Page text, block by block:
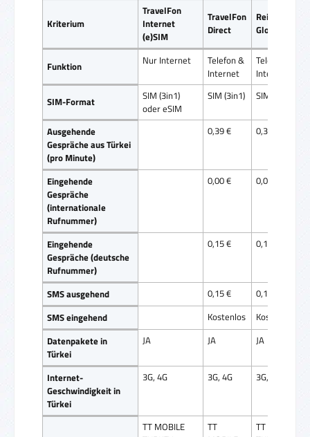
Kriterium
TravelFon
Internet
(e)SIM
TravelFon
Direct
ReiseSIM
Global SIM
Funktion Nur Internet
Telefon &
Internet
Telefon &
Internet
SIM-Format
SIM (3in1)
oder eSIM
SIM (3in1) SIM (3in1)
Ausgehende
Gespräche aus Türkei
(pro Minute)
0,39 € 0,39 €
Eingehende
Gespräche
(internationale
Rufnummer)
0,00 € 0,00 €
Eingehende
Gespräche (deutsche
Rufnummer)
0,15 € 0,15 €
SMS ausgehend 0,15 €
0,15 €
SMS eingehend
Kostenlos
Kostenlos
Datenpakete in
Türkei
JA JA JA
Internet-
Geschwindigkeit in
Türkei
3G, 4G 3G, 4G 3G, 4G
TT MOBILE
TT
TT MOBILE